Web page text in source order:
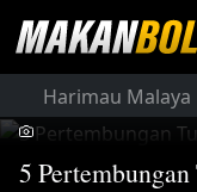
Harimau Malaya
5